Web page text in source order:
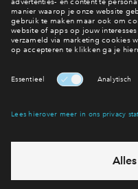
#013
In optie
€ 624.000 v.o.n.